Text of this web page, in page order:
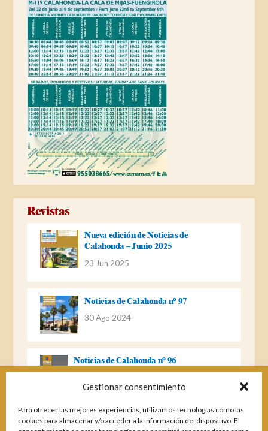
Gestionar consentimiento
Para ofrecer las mejores experiencias, utilizamos tecnologías como las
cookies para almacenar y/o acceder a la información del dispositivo. El
Revistas
Nueva edición de Noticias de
Calahonda – Junio 2025
23 Jun 2025
Noticias de Calahonda nº 97
30 Ago 2024
Noticias de Calahonda nº 96
Noticias de Calahonda Nº 95